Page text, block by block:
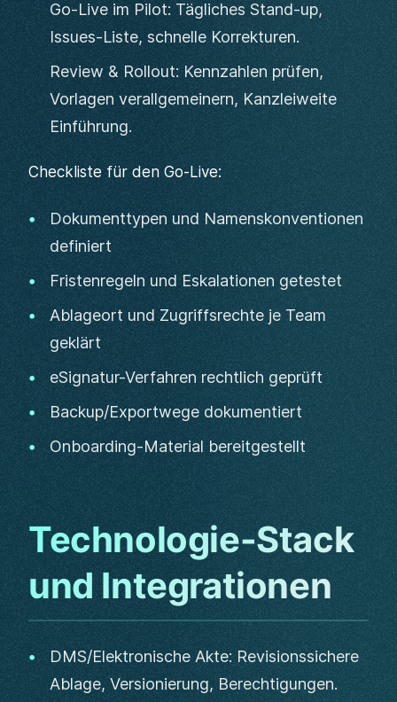
Go-Live im Pilot: Tägliches Stand-up,
Issues-Liste, schnelle Korrekturen.
Review & Rollout: Kennzahlen prüfen,
Vorlagen verallgemeinern, Kanzleiweite
Einführung.
Checkliste für den Go-Live:
Dokumenttypen und Namenskonventionen
definiert
Fristenregeln und Eskalationen getestet
Ablageort und Zugriffsrechte je Team
geklärt
eSignatur-Verfahren rechtlich geprüft
Backup/Exportwege dokumentiert
Onboarding-Material bereitgestellt
Technologie-Stack
und Integrationen
DMS/Elektronische Akte: Revisionssichere
Ablage, Versionierung, Berechtigungen.